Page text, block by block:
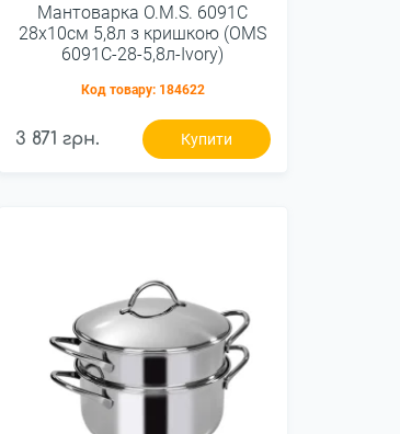
Мантоварка O.M.S. 6091C
28х10см 5,8л з кришкою (OMS
6091C-28-5,8л-Ivory)
Код товару: 184622
3 871 грн. Купити